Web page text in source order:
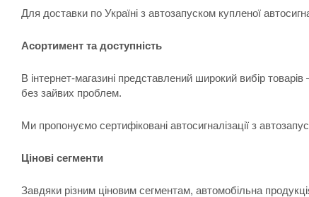
Для доставки по Україні з автозапуском купленої
Асортимент та доступність
В інтернет-магазині представлений широкий вибір
без зайвих проблем.
Ми пропонуємо сертифіковані автосигналізації з
Цінові сегменти
Завдяки різним ціновим сегментам, автомобільна